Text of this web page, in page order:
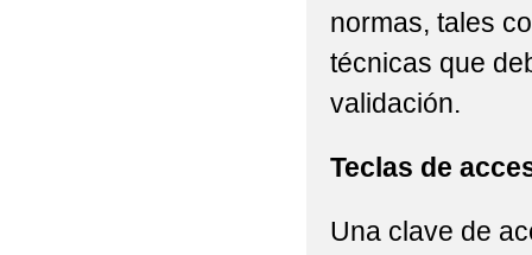
normas, tales
técnicas que
validación.
Teclas de
Una clave de